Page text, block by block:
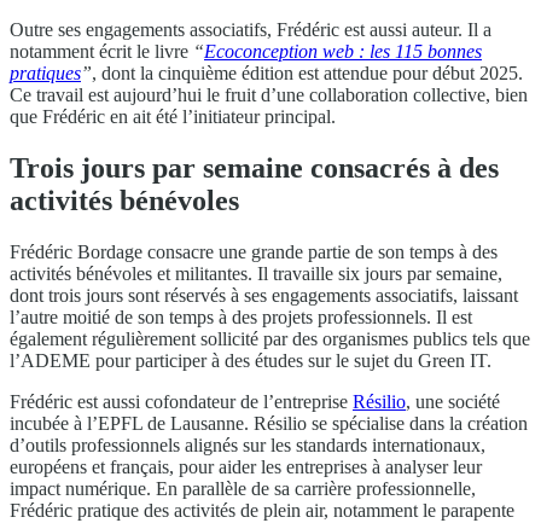
Outre ses engagements associatifs, Frédéric est aussi auteur. Il a
notamment écrit le livre “Ecoconception web : les 115 bonnes
pratiques”, dont la cinquième édition est attendue pour début 2025.
Ce travail est aujourd’hui le fruit d’une collaboration collective, bien
que Frédéric en ait été l’initiateur principal.
Trois jours par semaine consacrés à des
activités bénévoles
Frédéric Bordage consacre une grande partie de son temps à des
activités bénévoles et militantes. Il travaille six jours par semaine,
dont trois jours sont réservés à ses engagements associatifs, laissant
l’autre moitié de son temps à des projets professionnels. Il est
également régulièrement sollicité par des organismes publics tels que
l’ADEME pour participer à des études sur le sujet du Green IT.
Frédéric est aussi cofondateur de l’entreprise Résilio, une société
incubée à l’EPFL de Lausanne. Résilio se spécialise dans la création
d’outils professionnels alignés sur les standards internationaux,
européens et français, pour aider les entreprises à analyser leur
impact numérique. En parallèle de sa carrière professionnelle,
Frédéric pratique des activités de plein air, notamment le parapente